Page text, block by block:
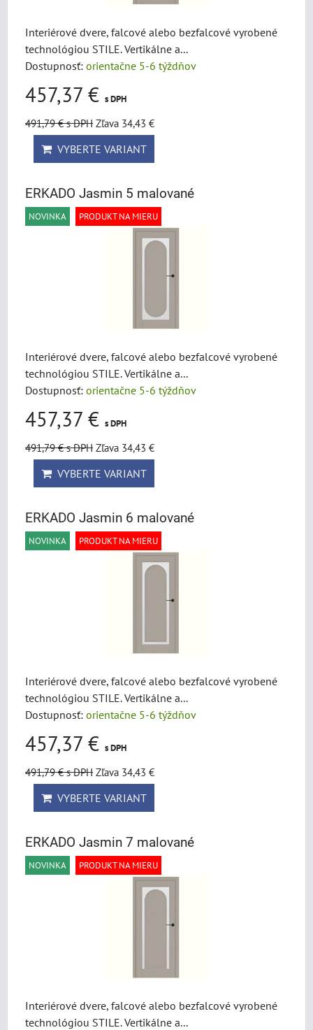
Interiérové dvere, falcové alebo bezfalcové vyrobené
technológiou STILE. Vertikálne a...
Dostupnosť: orientačne 5-6 týždňov
457,37 € s DPH
491,79 €s DPH Zľava 34,43 €
VYBERTE VARIANT
ERKADO Jasmin 5 malované
NOVINKA PRODUKT NA MIERU
Interiérové dvere, falcové alebo bezfalcové vyrobené
technológiou STILE. Vertikálne a...
Dostupnosť: orientačne 5-6 týždňov
457,37 € s DPH
491,79 €s DPH Zľava 34,43 €
VYBERTE VARIANT
ERKADO Jasmin 6 malované
NOVINKA PRODUKT NA MIERU
Interiérové dvere, falcové alebo bezfalcové vyrobené
technológiou STILE. Vertikálne a...
Dostupnosť: orientačne 5-6 týždňov
457,37 € s DPH
491,79 €s DPH Zľava 34,43 €
VYBERTE VARIANT
ERKADO Jasmin 7 malované
NOVINKA PRODUKT NA MIERU
Interiérové dvere, falcové alebo bezfalcové vyrobené
technológiou STILE. Vertikálne a...